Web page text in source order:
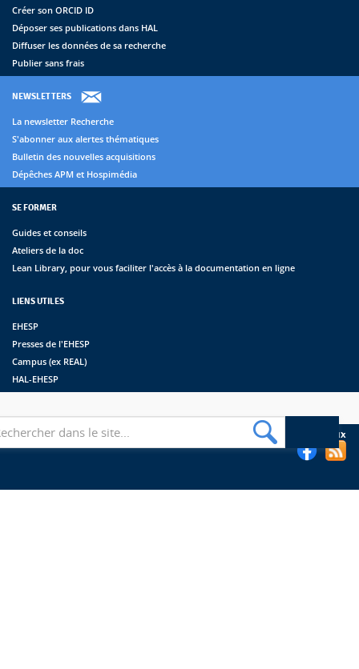
Créer son ORCID ID
Déposer ses publications dans HAL
Diffuser les données de sa recherche
Publier sans frais
NEWSLETTERS
La newsletter Recherche
S'abonner aux alertes thématiques
Bulletin des nouvelles acquisitions
Dépêches APM et Hospimédia
SE FORMER
Guides et conseils
Ateliers de la doc
Lean Library, pour vous faciliter l'accès à la documentation en ligne
LIENS UTILES
EHESP
Presses de l'EHESP
Campus (ex REAL)
HAL-EHESP
Suivez les bibliothèques de l'EHESP sur les réseaux sociaux